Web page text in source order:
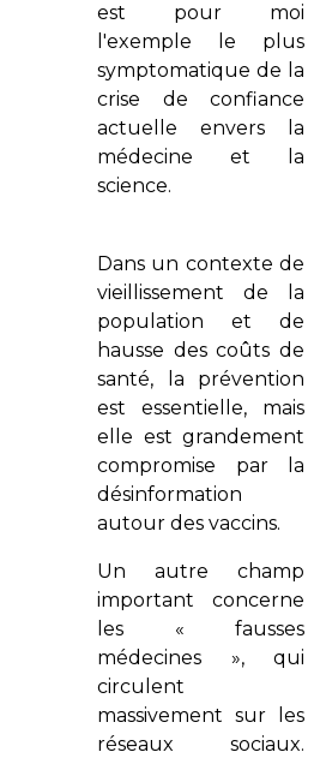
est pour moi
l'exemple le plus
symptomatique de la
crise de confiance
actuelle envers la
médecine et la
science.
Dans un contexte de
vieillissement de la
population et de
hausse des coûts de
santé, la prévention
est essentielle, mais
elle est grandement
compromise par la
désinformation
autour des vaccins.
Un autre champ
important concerne
les « fausses
médecines », qui
circulent
massivement sur les
réseaux sociaux.